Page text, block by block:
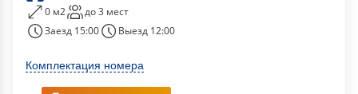
0 м2
до 3 мест
Заезд 15:00
Выезд 12:00
Комплектация номера